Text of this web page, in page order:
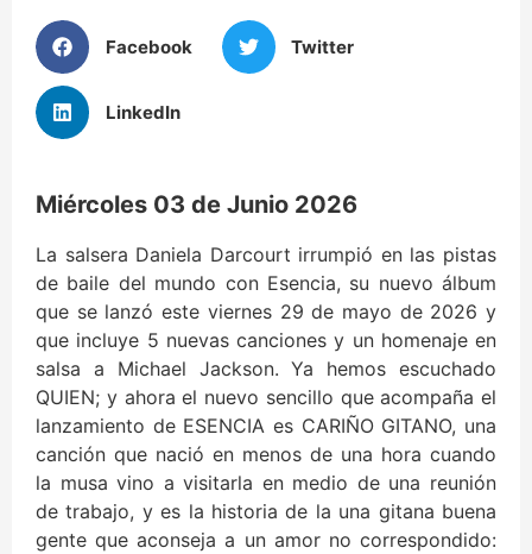
Facebook Twitter
LinkedIn
Miércoles 03 de Junio 2026
La salsera Daniela Darcourt irrumpió en las pistas
de baile del mundo con Esencia, su nuevo álbum
que se lanzó este viernes 29 de mayo de 2026 y
que incluye 5 nuevas canciones y un homenaje en
salsa a Michael Jackson. Ya hemos escuchado
QUIEN; y ahora el nuevo sencillo que acompaña el
lanzamiento de ESENCIA es CARIÑO GITANO, una
canción que nació en menos de una hora cuando
la musa vino a visitarla en medio de una reunión
de trabajo, y es la historia de la una gitana buena
gente que aconseja a un amor no correspondido: